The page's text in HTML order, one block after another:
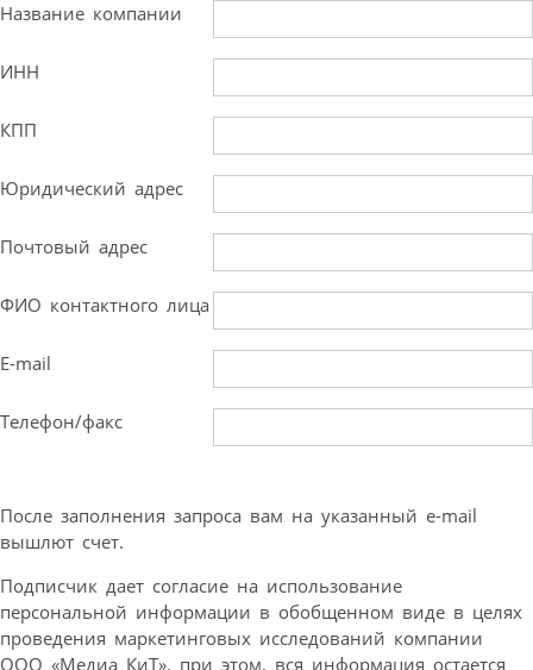
Название компании
ИНН
КПП
Юридический адрес
Почтовый адрес
ФИО контактного лица
E-mail
Телефон/факс
После заполнения запроса вам на указанный e-mail
вышлют счет.
Подписчик дает согласие на использование
персональной информации в обобщенном виде в целях
проведения маркетинговых исследований компании
ООО «Медиа КиТ», при этом, вся информация остается